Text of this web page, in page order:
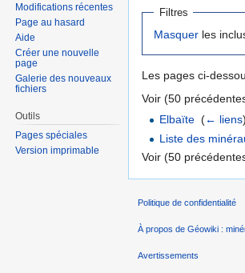
Filtres
Masquer les
Les pages ci-
Voir (50
Elbaïte ‎(← liens)
Liste des
Voir (50
Modifications récentes
Page au hasard
Aide
Créer une nouvelle
page
Galerie des nouveaux
fichiers
Outils
Pages spéciales
Version imprimable
Politique de confidentialité
À propos de Géowiki :
Avertissements